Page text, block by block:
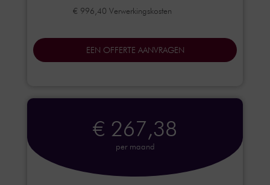
€ 996,40 Verwerkingskosten
EEN OFFERTE AANVRAGEN
€ 267,38
per maand